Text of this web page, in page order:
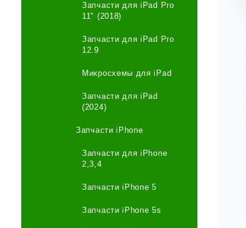
Запчасти для iPad Pro
11" (2018)
Запчасти для iPad Pro
12.9
Микросхемы для iPad
Запчасти для iPad
(2024)
Запчасти iPhone
Запчасти для iPhone
2,3,4
Запчасти iPhone 5
Запчасти iPhone 5s